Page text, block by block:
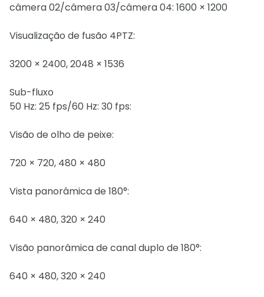
câmera 02/câmera 03/câmera 04: 1600 × 1200
Visualização de fusão 4PTZ:
3200 × 2400, 2048 × 1536
Sub-fluxo
50 Hz: 25 fps/60 Hz: 30 fps:
Visão de olho de peixe:
720 × 720, 480 × 480
Vista panorâmica de 180°:
640 × 480, 320 × 240
Visão panorâmica de canal duplo de 180°:
640 × 480, 320 × 240